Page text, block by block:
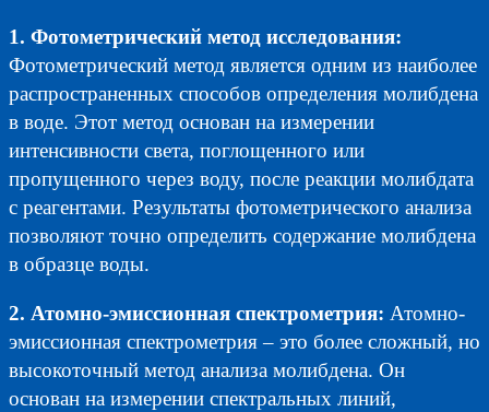
1. Фотометрический метод исследования:
Фотометрический метод является одним из наиболее
распространенных способов определения молибдена
в воде. Этот метод основан на измерении
интенсивности света, поглощенного или
пропущенного через воду, после реакции молибдата
с реагентами. Результаты фотометрического анализа
позволяют точно определить содержание молибдена
в образце воды.
2. Атомно-эмиссионная спектрометрия: Атомно-
эмиссионная спектрометрия – это более сложный, но
высокоточный метод анализа молибдена. Он
основан на измерении спектральных линий,